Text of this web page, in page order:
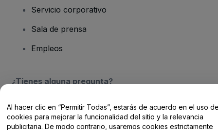
Servicio corporativo
Sala de prensa
Empleos
¿Tienes alguna pregunta?
Centro de Ayuda / Contacto
Al hacer clic en “Permitir Todas”, estarás de acuerdo en el uso
cookies para mejorar la funcionalidad del sitio y la relevancia
publicitaria. De modo contrario, usaremos cookies estrictamente